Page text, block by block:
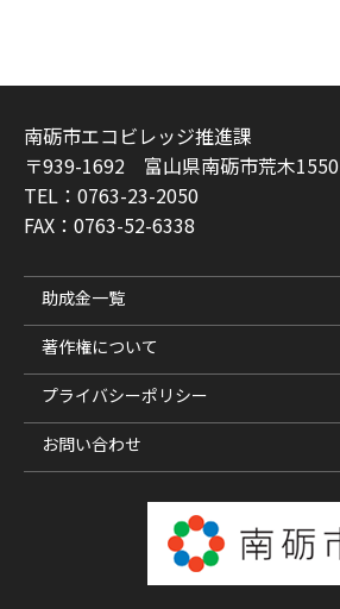
南砺市エコビレッジ推進課
〒939-1692 富山県南砺市荒木1550
TEL：0763-23-2050
FAX：0763-52-6338
助成金一覧
著作権について
プライバシーポリシー
お問い合わせ